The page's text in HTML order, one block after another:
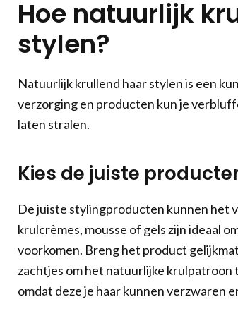
Hoe natuurlijk
stylen?
Natuurlijk krullend haar stylen is een
verzorging en producten kun je
laten stralen.
Kies de juiste
De juiste stylingproducten kunnen het
krulcrèmes, mousse of gels zijn ideaal
voorkomen. Breng het product
zachtjes om het natuurlijke
omdat deze je haar kunnen verzwaren